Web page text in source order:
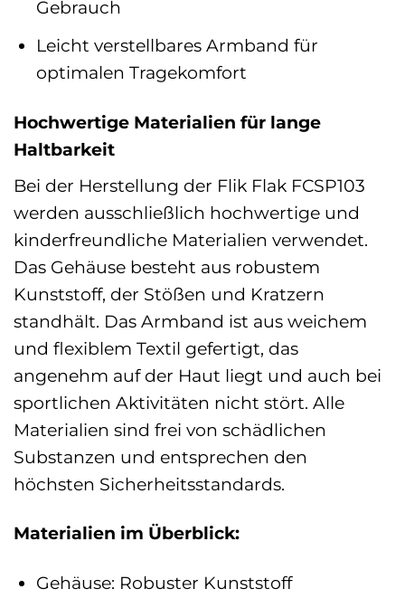
Gebrauch
Leicht verstellbares Armband für
optimalen Tragekomfort
Hochwertige Materialien für lange
Haltbarkeit
Bei der Herstellung der Flik Flak FCSP103
werden ausschließlich hochwertige und
kinderfreundliche Materialien verwendet.
Das Gehäuse besteht aus robustem
Kunststoff, der Stößen und Kratzern
standhält. Das Armband ist aus weichem
und flexiblem Textil gefertigt, das
angenehm auf der Haut liegt und auch bei
sportlichen Aktivitäten nicht stört. Alle
Materialien sind frei von schädlichen
Substanzen und entsprechen den
höchsten Sicherheitsstandards.
Materialien im Überblick:
Gehäuse: Robuster Kunststoff